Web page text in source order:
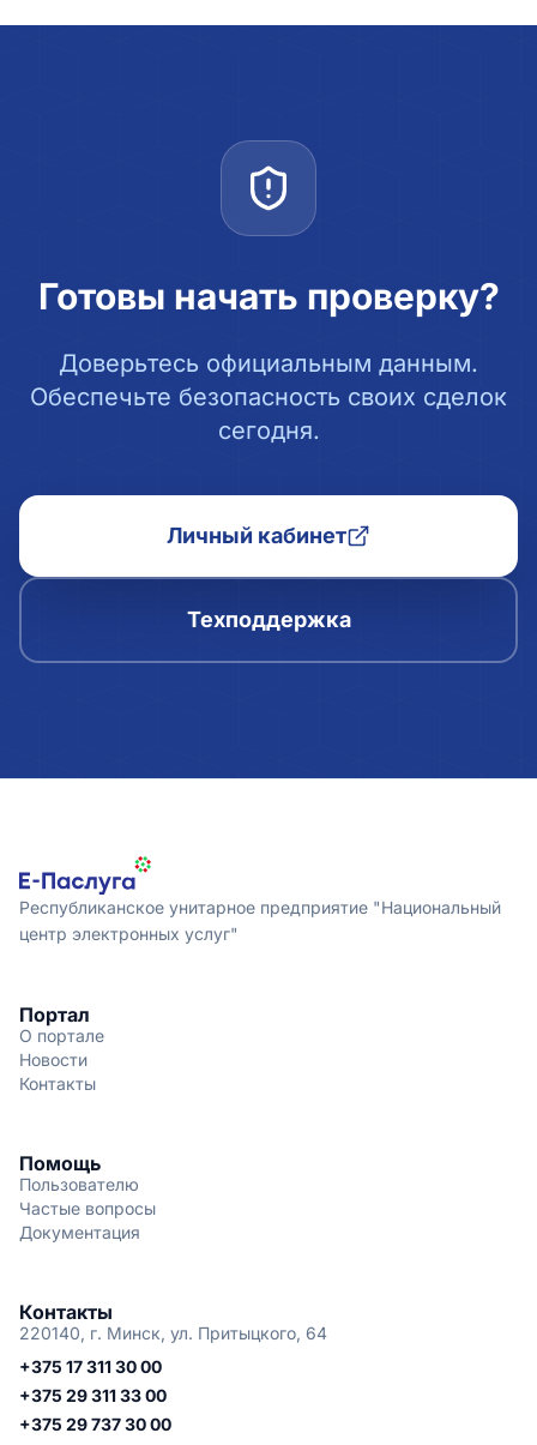
Готовы начать проверку?
Доверьтесь официальным данным.
Обеспечьте безопасность своих сделок
сегодня.
Личный кабинет
Техподдержка
Республиканское унитарное предприятие "Национальный
центр электронных услуг"
Портал
О портале
Новости
Контакты
Помощь
Пользователю
Частые вопросы
Документация
Контакты
220140, г. Минск, ул. Притыцкого, 64
+375 17 311 30 00
+375 29 311 33 00
+375 29 737 30 00